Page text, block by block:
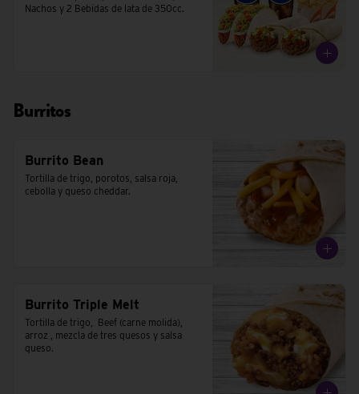
Nachos y 2 Bebidas de lata de 350cc.
Burritos
Burrito Bean
Tortilla de trigo, porotos, salsa roja,
cebolla y queso cheddar.
Burrito Triple Melt
Tortilla de trigo,  Beef (carne molida),
arroz , mezcla de tres quesos y salsa
queso.